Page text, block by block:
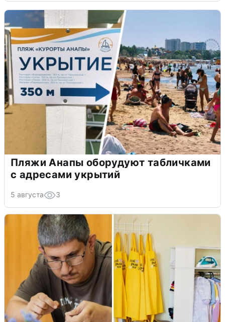
Пляжи Анапы оборудуют табличками
с адресами укрытий
5 августа 3